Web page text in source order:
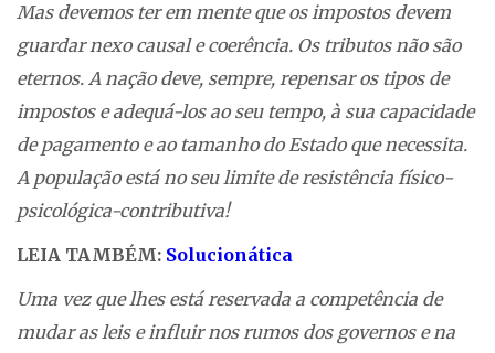
Mas devemos ter em mente que os impostos devem
guardar nexo causal e coerência. Os tributos não são
eternos. A nação deve, sempre, repensar os tipos de
impostos e adequá-los ao seu tempo, à sua capacidade
de pagamento e ao tamanho do Estado que necessita.
A população está no seu limite de resistência físico-
psicológica-contributiva!
LEIA TAMBÉM: Solucionática
Uma vez que lhes está reservada a competência de
mudar as leis e influir nos rumos dos governos e na